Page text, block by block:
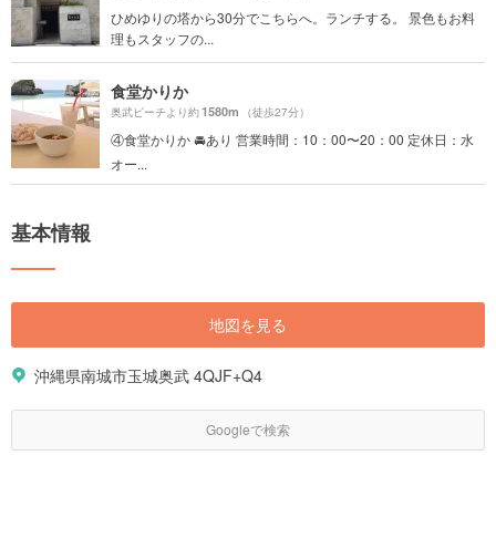
ひめゆりの塔から30分でこちらへ。ランチする。 景色もお料
理もスタッフの...
食堂かりか
奥武ビーチより約1580m （徒歩27分）
④食堂かりか 🚘あり 営業時間：10：00〜20：00 定休日：水
オー...
基本情報
地図を見る
沖縄県南城市玉城奥武 4QJF+Q4
Googleで検索